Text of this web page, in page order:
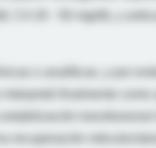
C4 20 - 50 mg/dl), y